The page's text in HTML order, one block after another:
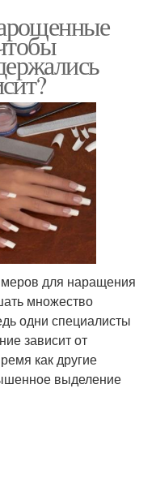
для наращения
множество
одни специалисты
зависит от
как другие
выделение